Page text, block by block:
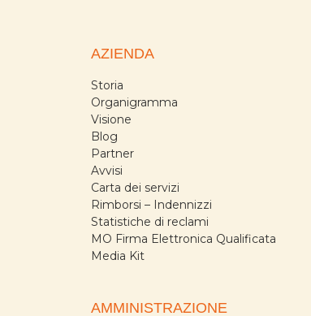
AZIENDA
Storia
Organigramma
Visione
Blog
Partner
Avvisi
Carta dei servizi
Rimborsi – Indennizzi
Statistiche di reclami
MO Firma Elettronica Qualificata
Media Kit
AMMINISTRAZIONE